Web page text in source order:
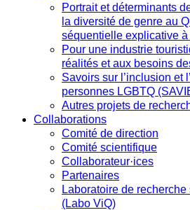
Portrait et déterminants
la diversité de genre au
séquentielle explicative
Pour une industrie
réalités et aux besoins
Savoirs sur l’inclusion et
personnes LGBTQ
Autres projets de
Collaborations
Comité de direction
Comité scientifique
Collaborateur·ices
Partenaires
Laboratoire de
(Labo ViQ)